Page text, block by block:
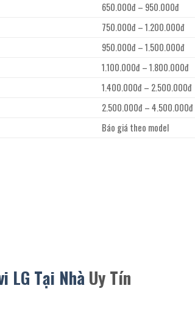
650.000đ – 950.000đ
750.000đ – 1.200.000đ
950.000đ – 1.500.000đ
1.100.000đ – 1.800.000đ
1.400.000đ – 2.500.000đ
2.500.000đ – 4.500.000đ
Báo giá theo model
LG Tại Nhà Uy Tín